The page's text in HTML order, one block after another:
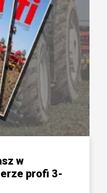
w
profi 3-